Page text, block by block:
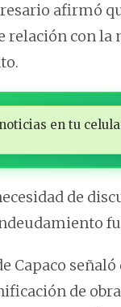
afirmó
con la
en tu
de
Capaco
de